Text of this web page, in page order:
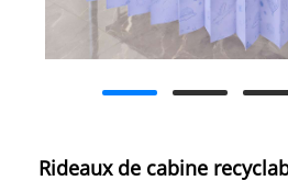
Rideaux de cabine